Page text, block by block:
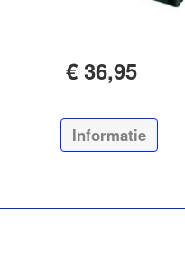
€ 36,95
Informatie